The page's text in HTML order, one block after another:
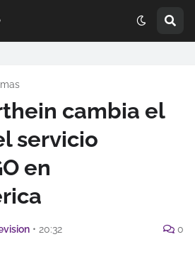
cambia el
servicio
en
• 20:32 0